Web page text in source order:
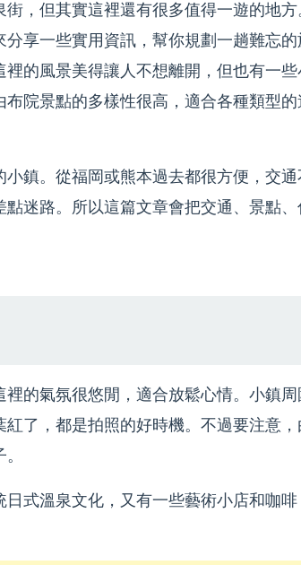
，但其實這裡還有很多值得一遊的地方
享一些實用資訊，幫你規劃一趟難忘的
的風景美得讓人不想離開，但也有一些
院景點的多樣性很高，適合各種類型的
鎮。從福岡或熊本過去都很方便，交通
迷路。所以這篇文章會把交通、景點、
的氣氛很悠閒，適合放鬆心情。小鎮周
了，都是拍照的好時機。不過要注意，
式溫泉文化，又有一些藝術小店和咖啡